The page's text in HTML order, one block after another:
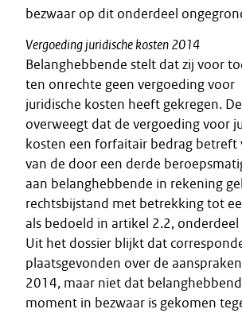
bezwaar op dit onderdeel
Vergoeding juridische kosten 2014
Belanghebbende stelt dat zij voor
ten onrechte geen vergoeding voor
juridische kosten heeft gekregen.
overweegt dat de vergoeding voor
kosten een forfaitair bedrag betreft
van de door een derde
aan belanghebbende in rekening
rechtsbijstand met betrekking tot
als bedoeld in artikel 2.2, onderdeel
Uit het dossier blijkt dat
plaatsgevonden over de
2014, maar niet dat
moment in bezwaar is gekomen